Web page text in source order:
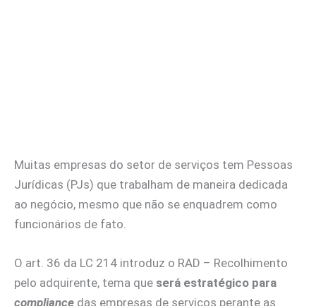
Muitas empresas do setor de serviços tem Pessoas
Jurídicas (PJs) que trabalham de maneira dedicada
ao negócio, mesmo que não se enquadrem como
funcionários de fato.
O art. 36 da LC 214 introduz o RAD – Recolhimento
pelo adquirente, tema que será estratégico para
compliance das empresas de serviços perante as